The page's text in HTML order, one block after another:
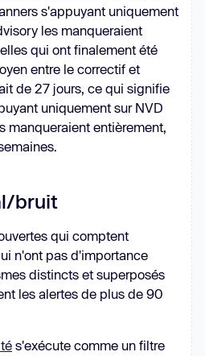
s'appuyant uniquement
les manqueraient
qui ont finalement été
entre le correctif et
de 27 jours, ce qui signifie
uniquement sur NVD
manqueraient entièrement,
bruit
qui comptent
n'ont pas d'importance
distincts et superposés
les alertes de plus de 90
s'exécute comme un filtre